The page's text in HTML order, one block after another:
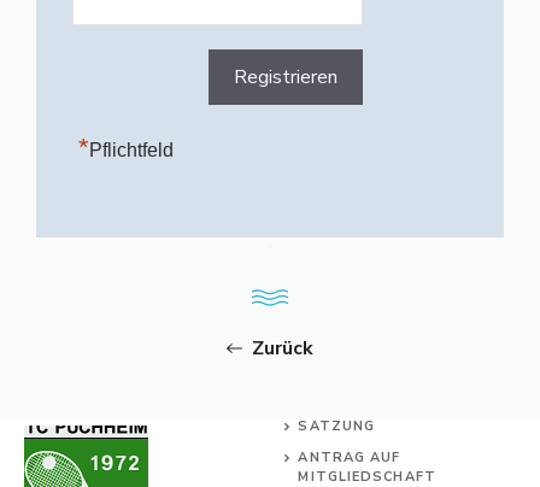
*Pflichtfeld
Zurück
SATZUNG
ANTRAG AUF
MITGLIEDSCHAFT